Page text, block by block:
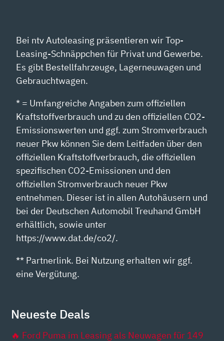
Bei ntv Autoleasing präsentieren wir Top-
Leasing-Schnäppchen für Privat und Gewerbe.
Es gibt Bestellfahrzeuge, Lagerneuwagen und
Gebrauchtwagen.
* = Umfangreiche Angaben zum offiziellen
Kraftstoffverbrauch und zu den offiziellen CO2-
Emissionswerten und ggf. zum Stromverbrauch
neuer Pkw können Sie dem Leitfaden über den
offiziellen Kraftstoffverbrauch, die offiziellen
spezifischen CO2-Emissionen und den
offiziellen Stromverbrauch neuer Pkw
entnehmen. Dieser ist in allen Autohäusern und
bei der Deutschen Automobil Treuhand GmbH
erhältlich, sowie unter
https://www.dat.de/co2/.
** Partnerlink. Bei Nutzung erhalten wir ggf.
eine Vergütung.
Neueste Deals
🔥 Ford Puma im Leasing als Neuwagen für 149